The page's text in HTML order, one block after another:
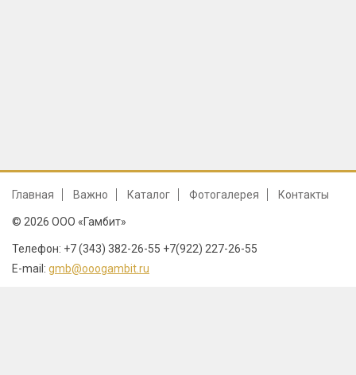
Главная Важно Каталог Фотогалерея Контакты
© 2026 ООО «Гамбит»
Телефон: +7 (343) 382-26-55 +7(922) 227-26-55
E-mail: gmb@ooogambit.ru